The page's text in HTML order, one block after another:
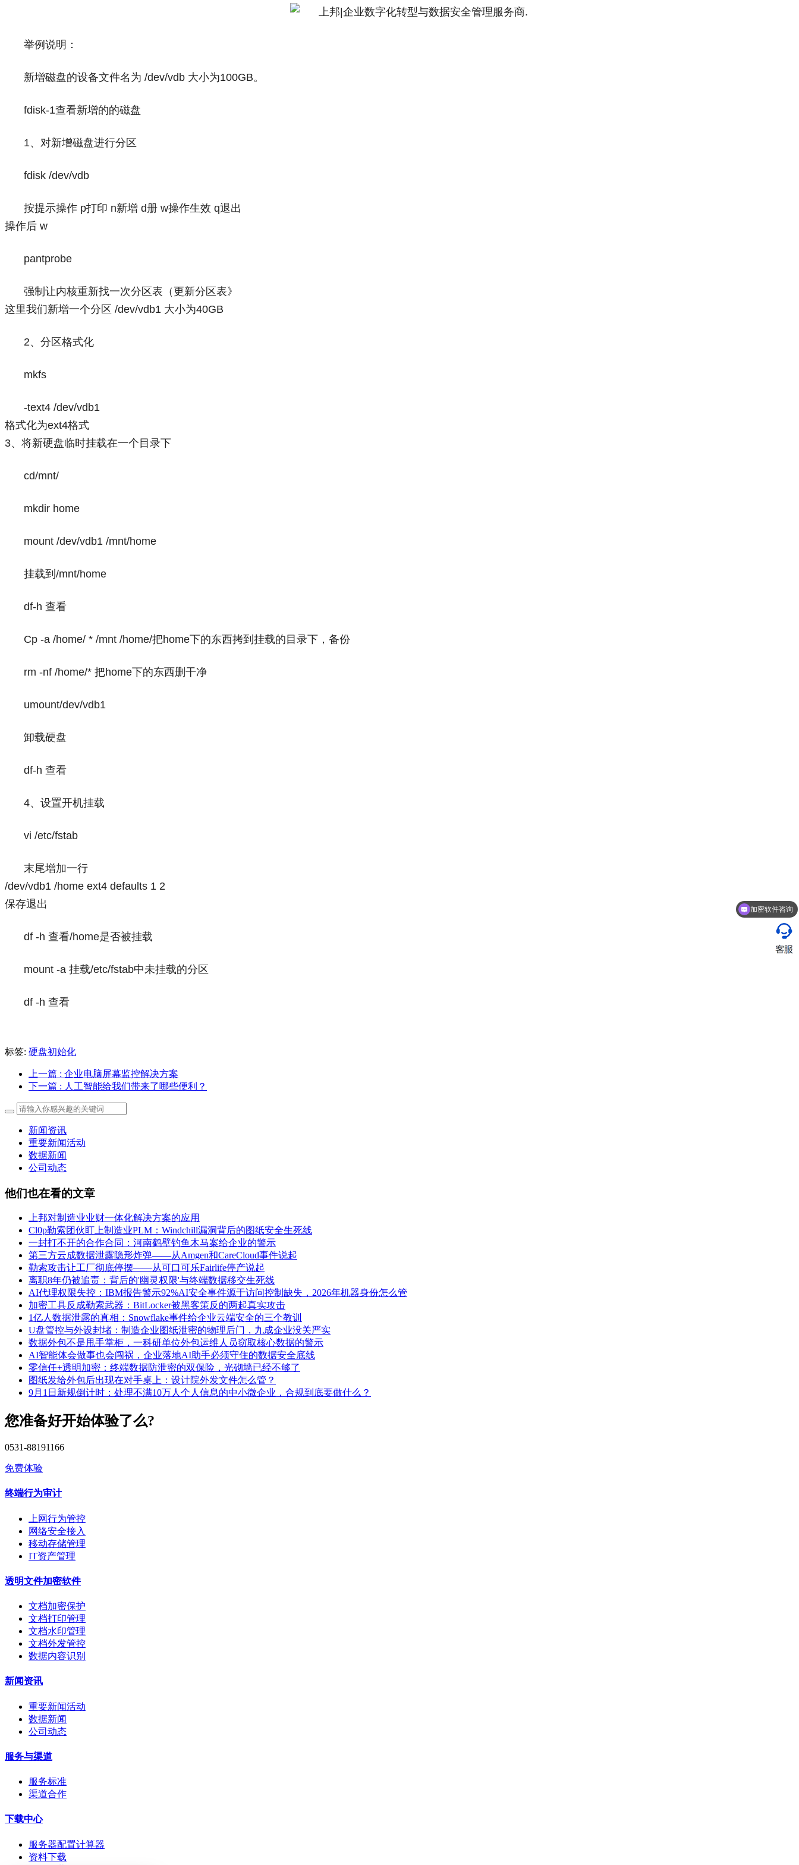
举例说明：
新增磁盘的设备文件名为 /dev/vdb 大小为100GB。
fdisk-1查看新增的的磁盘
1、对新增磁盘进行分区
fdisk /dev/vdb
按提示操作 p打印 n新增 d册 w操作生效 q退出
操作后 w
pantprobe
强制让内核重新找一次分区表（更新分区表》
这里我们新增一个分区 /dev/vdb1 大小为40GB
2、分区格式化
mkfs
-text4 /dev/vdb1
格式化为ext4格式
3、将新硬盘临时挂载在一个目录下
cd/mnt/
mkdir home
mount /dev/vdb1 /mnt/home
挂载到/mnt/home
df-h 查看
Cp -a /home/ * /mnt /home/把home下的东西拷到挂载的目录下，备份
rm -nf /home/* 把home下的东西删干净
umount/dev/vdb1
卸载硬盘
df-h 查看
4、设置开机挂载
vi /etc/fstab
末尾增加一行
/dev/vdb1 /home ext4 defaults 1 2
保存退出
df -h 查看/home是否被挂载
mount -a 挂载/etc/fstab中未挂载的分区
df -h 查看
标签: 硬盘初始化
上一篇 : 企业电脑屏幕监控解决方案
下一篇 : 人工智能给我们带来了哪些便利？
新闻资讯
重要新闻活动
数据新闻
公司动态
他们也在看的文章
上邦对制造业业财一体化解决方案的应用
Cl0p勒索团伙盯上制造业PLM：Windchill漏洞背后的图纸安全生死线
一封打不开的合作合同：河南鹤壁钓鱼木马案给企业的警示
第三方云成数据泄露隐形炸弹——从Amgen和CareCloud事件说起
勒索攻击让工厂彻底停摆——从可口可乐Fairlife停产说起
离职8年仍被追责：背后的'幽灵权限'与终端数据移交生死线
AI代理权限失控：IBM报告警示92%AI安全事件源于访问控制缺失，2026年机器身份怎么管
加密工具反成勒索武器：BitLocker被黑客策反的两起真实攻击
1亿人数据泄露的真相：Snowflake事件给企业云端安全的三个教训
U盘管控与外设封堵：制造企业图纸泄密的物理后门，九成企业没关严实
数据外包不是甩手掌柜，一科研单位外包运维人员窃取核心数据的警示
AI智能体会做事也会闯祸，企业落地AI助手必须守住的数据安全底线
零信任+透明加密：终端数据防泄密的双保险，光砌墙已经不够了
图纸发给外包后出现在对手桌上：设计院外发文件怎么管？
9月1日新规倒计时：处理不满10万人个人信息的中小微企业，合规到底要做什么？
您准备好开始体验了么?
0531-88191166
免费体验
终端行为审计
上网行为管控
网络安全接入
移动存储管理
IT资产管理
透明文件加密软件
文档加密保护
文档打印管理
文档水印管理
文档外发管控
数据内容识别
新闻资讯
重要新闻活动
数据新闻
公司动态
服务与渠道
服务标准
渠道合作
下载中心
服务器配置计算器
资料下载
企业安全的管理